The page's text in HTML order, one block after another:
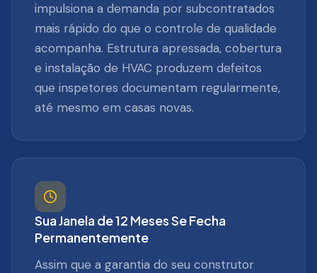
impulsiona a demanda por subcontratados
mais rápido do que o controle de qualidade
acompanha. Estrutura apressada, cobertura
e instalação de HVAC produzem defeitos
que inspetores documentam regularmente,
até mesmo em casas novas.
Sua Janela de 12 Meses Se Fecha
Permanentemente
Assim que a garantia do seu construtor